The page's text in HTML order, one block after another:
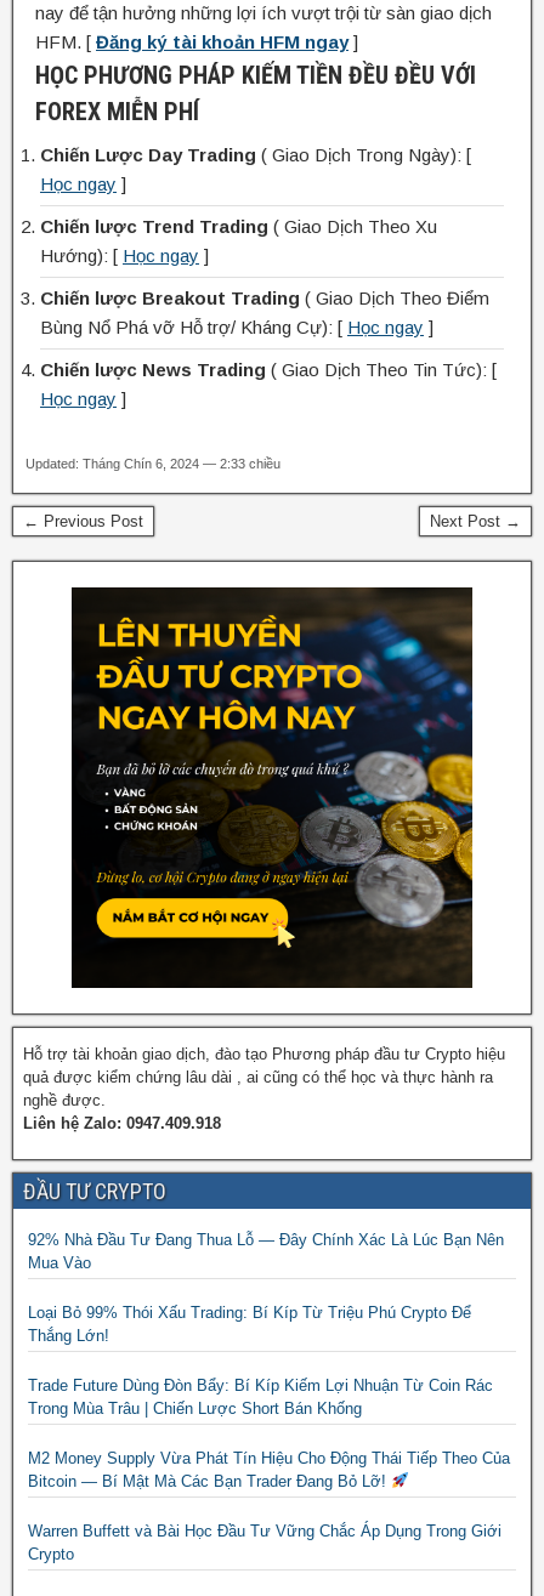
nay để tận hưởng những lợi ích vượt trội từ sàn giao dịch
HFM. [ Đăng ký tài khoản HFM ngay]
HỌC PHƯƠNG PHÁP KIẾM TIỀN ĐỀU ĐỀU VỚI
FOREX MIỄN PHÍ
Chiến Lược Day Trading ( Giao Dịch Trong Ngày): [
Học ngay ]
Chiến lược Trend Trading ( Giao Dịch Theo Xu
Hướng): [ Học ngay ]
Chiến lược Breakout Trading ( Giao Dịch Theo Điểm
Bùng Nổ Phá vỡ Hỗ trợ/ Kháng Cự): [ Học ngay ]
Chiến lược News Trading ( Giao Dịch Theo Tin Tức): [
Học ngay ]
Updated: Tháng Chín 6, 2024 — 2:33 chiều
← Previous Post Next Post →
Hỗ trợ tài khoản giao dịch, đào tạo Phương pháp đầu tư Crypto hiệu
quả được kiểm chứng lâu dài , ai cũng có thể học và thực hành ra
nghề được.
Liên hệ Zalo: 0947.409.918
ĐẦU TƯ CRYPTO
92% Nhà Đầu Tư Đang Thua Lỗ — Đây Chính Xác Là Lúc Bạn Nên
Mua Vào
Loại Bỏ 99% Thói Xấu Trading: Bí Kíp Từ Triệu Phú Crypto Để
Thắng Lớn!
Trade Future Dùng Đòn Bẩy: Bí Kíp Kiếm Lợi Nhuận Từ Coin Rác
Trong Mùa Trâu | Chiến Lược Short Bán Khống
M2 Money Supply Vừa Phát Tín Hiệu Cho Động Thái Tiếp Theo Của
Bitcoin — Bí Mật Mà Các Bạn Trader Đang Bỏ Lỡ!
Warren Buffett và Bài Học Đầu Tư Vững Chắc Áp Dụng Trong Giới
Crypto